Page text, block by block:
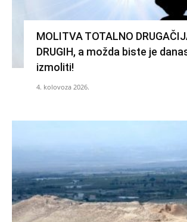
MOLITVA TOTALNO
DRUGIH, a možda biste je
izmoliti!
4. kolovoza 2026.